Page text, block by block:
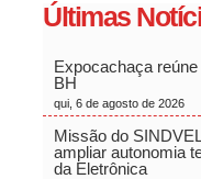
Últimas
Expocachaça
BH
qui, 6 de agosto de 2026
Missão do
ampliar autonomia
da Eletrônica